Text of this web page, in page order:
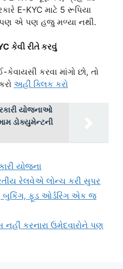
E-KYC માટે 5 રૂપિયા
પણ એ પણ હજુ મળ્યા નથી.
કેવી રીતે કરવું
કરવા માંગો છો, તો
અહીં ક્લિક કરો
યોજનાઓ
ડોક્યુમેન્ટની
યોજના
રેલવેએ લોન્ચ કરી સુપર
બુકિંગ, ફૂડ ઓર્ડરિંગ એક જ
નહીં કરનારા ઉમેદવારોને પણ